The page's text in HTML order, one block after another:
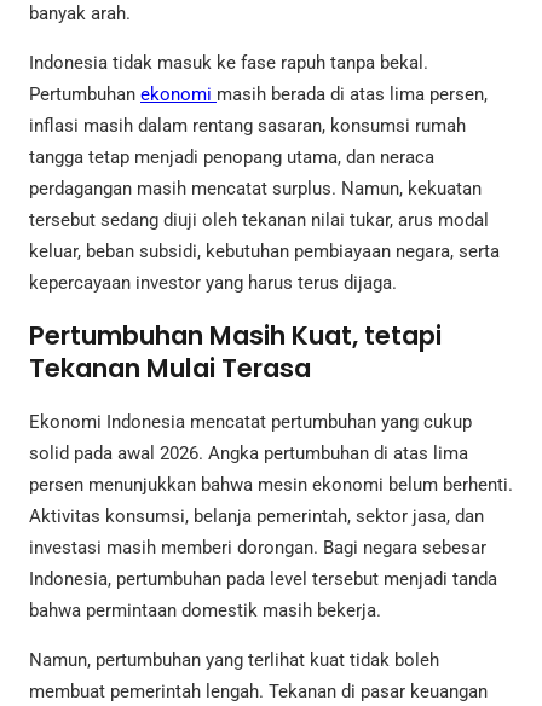
banyak arah.
Indonesia tidak masuk ke fase rapuh tanpa bekal.
Pertumbuhan ekonomi masih berada di atas lima persen,
inflasi masih dalam rentang sasaran, konsumsi rumah
tangga tetap menjadi penopang utama, dan neraca
perdagangan masih mencatat surplus. Namun, kekuatan
tersebut sedang diuji oleh tekanan nilai tukar, arus modal
keluar, beban subsidi, kebutuhan pembiayaan negara, serta
kepercayaan investor yang harus terus dijaga.
Pertumbuhan Masih Kuat, tetapi
Tekanan Mulai Terasa
Ekonomi Indonesia mencatat pertumbuhan yang cukup
solid pada awal 2026. Angka pertumbuhan di atas lima
persen menunjukkan bahwa mesin ekonomi belum berhenti.
Aktivitas konsumsi, belanja pemerintah, sektor jasa, dan
investasi masih memberi dorongan. Bagi negara sebesar
Indonesia, pertumbuhan pada level tersebut menjadi tanda
bahwa permintaan domestik masih bekerja.
Namun, pertumbuhan yang terlihat kuat tidak boleh
membuat pemerintah lengah. Tekanan di pasar keuangan